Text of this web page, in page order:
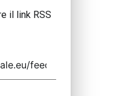
il link RSS